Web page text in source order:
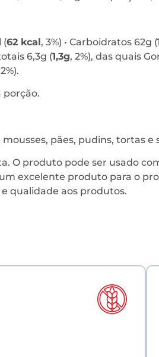
(62 kcal, 3%) • Carboidratos 62g (
6,3g (1,3g, 2%), das quais
porção.
pães, pudins, tortas e
O produto pode ser usado
excelente produto para o
qualidade aos produtos.